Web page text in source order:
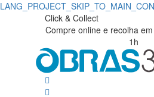
Click & Collect
Compre online e recolha
1h